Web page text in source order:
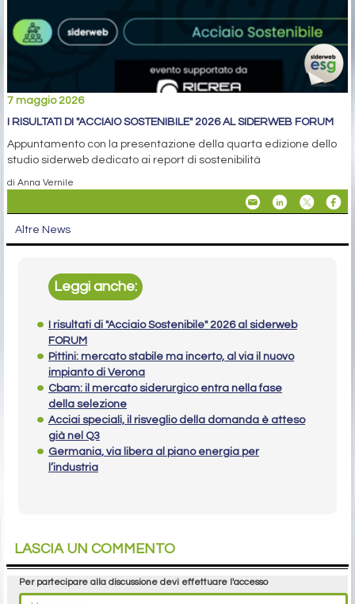
7 maggio 2026
I RISULTATI DI "ACCIAIO SOSTENIBILE" 2026 AL SIDERWEB FORUM
Appuntamento con la presentazione della quarta edizione dello
studio siderweb dedicato ai report di sostenibilità
di Anna Vernile
Altre News
Leggi anche:
I risultati di "Acciaio Sostenibile" 2026 al siderweb
FORUM
Pittini: mercato stabile ma incerto, al via il nuovo
impianto di Verona
Cbam: il mercato siderurgico entra nella fase
della selezione
Acciai speciali, il risveglio della domanda è atteso
già nel Q3
Germania, via libera al piano energia per
l’industria
LASCIA UN COMMENTO
Per partecipare alla discussione devi effettuare l'accesso